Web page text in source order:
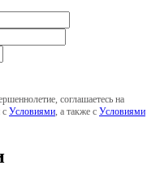
соглашаетесь на
с Условиями , а также с Условиями